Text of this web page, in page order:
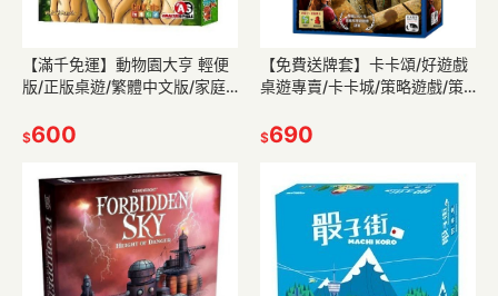
【滿千免運】動物園大亨 輕便
版/正版桌遊/繁體中文版/家庭
遊戲/現貨/好遊戲桌遊專賣
$600
【免費送牌套】卡卡頌/好遊戲
桌遊專賣/卡卡城/策略遊戲/策
版桌遊/特價/現貨 附教學
$690